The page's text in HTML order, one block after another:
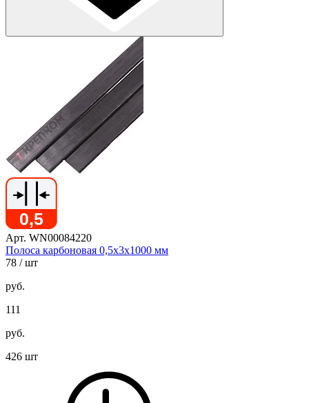
Арт. WN00084220
Полоса карбоновая 0,5х3х1000 мм
78 / шт
руб.
111
руб.
426 шт